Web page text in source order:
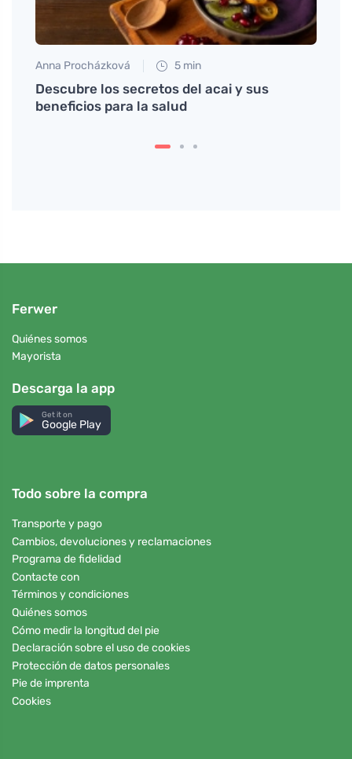
Anna Procházková 5 min
Descubre los secretos del acai y sus
beneficios para la salud
Ferwer
Quiénes somos
Mayorista
Descarga la app
Get it on
Google Play
Todo sobre la compra
Transporte y pago
Cambios, devoluciones y reclamaciones
Programa de fidelidad
Contacte con
Términos y condiciones
Quiénes somos
Cómo medir la longitud del pie
Declaración sobre el uso de cookies
Protección de datos personales
Pie de imprenta
Cookies